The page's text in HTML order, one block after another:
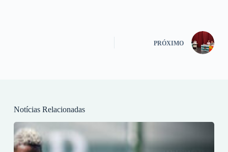
PRÓXIMO
Notícias Relacionadas